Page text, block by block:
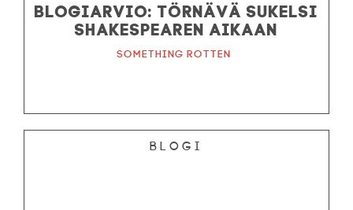
Blogiarvio: Törnävä sukelsi
Shakespearen aikaan
Something Rotten
Blogi